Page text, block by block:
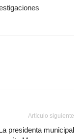
Artículo siguiente
presidenta municipal